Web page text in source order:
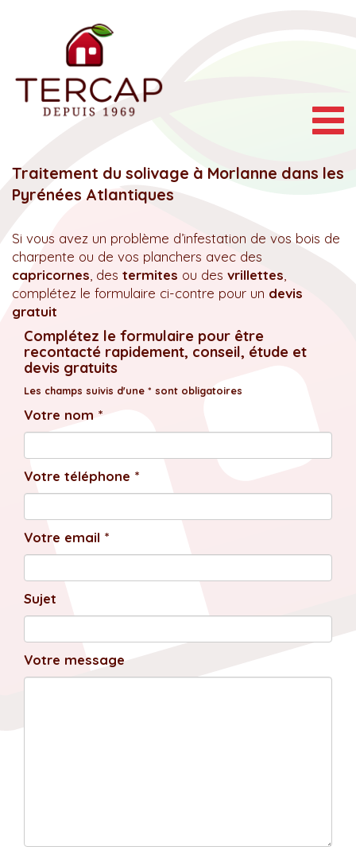
Traitement du solivage à Morlanne dans les
Pyrénées Atlantiques
Si vous avez un problème d’infestation de vos bois de
charpente ou de vos planchers avec des
capricornes , des termites ou des vrillettes
complétez le formulaire ci-contre pour un devis
gratuit
Complétez le formulaire pour être
recontacté rapidement, conseil, étude et
devis gratuits
Les champs suivis d'une * sont obligatoires
Votre nom *
Votre téléphone *
Votre email *
Sujet
Votre message